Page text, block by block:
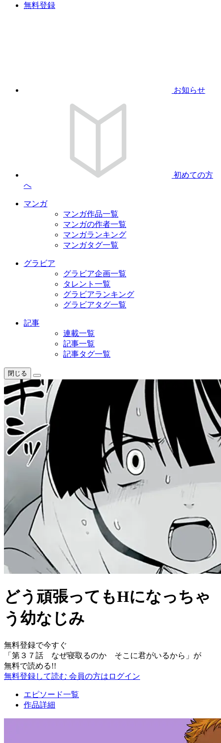
無料登録
お知らせ
初めての方
へ
マンガ
マンガ作品一覧
マンガの作者一覧
マンガランキング
マンガタグ一覧
グラビア
グラビア企画一覧
タレント一覧
グラビアランキング
グラビアタグ一覧
記事
連載一覧
記事一覧
記事タグ一覧
閉じる
どう頑張ってもHになっちゃ
う幼なじみ
無料登録で今すぐ
「 第３７話 なぜ寝取るのか そこに君がいるから 」が
無料で読める!!
無料登録して読む 会員の方はログイン
エピソード一覧
作品詳細